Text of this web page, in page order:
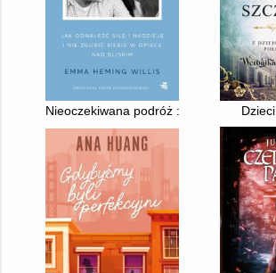
Nieoczekiwana podróż : jak odnaleźć